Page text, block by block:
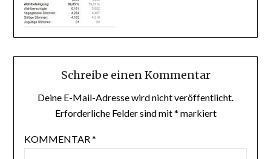
Schreibe einen Kommentar
Deine E-Mail-Adresse wird nicht veröffentlicht.
Erforderliche Felder sind mit* markiert
KOMMENTAR*